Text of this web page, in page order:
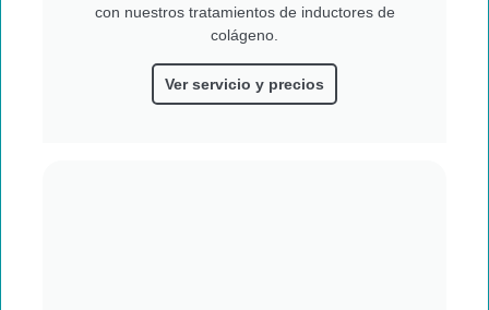
con nuestros tratamientos de inductores de
colágeno.
Ver servicio y precios